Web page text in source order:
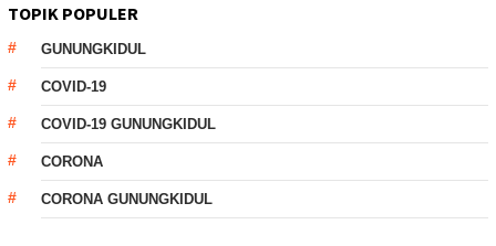
TOPIK POPULER
GUNUNGKIDUL
COVID-19
COVID-19 GUNUNGKIDUL
CORONA
CORONA GUNUNGKIDUL